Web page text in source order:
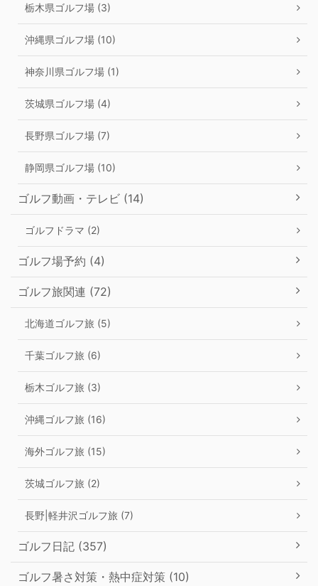
栃木県ゴルフ場 (3)
沖縄県ゴルフ場 (10)
神奈川県ゴルフ場 (1)
茨城県ゴルフ場 (4)
長野県ゴルフ場 (7)
静岡県ゴルフ場 (10)
ゴルフ動画・テレビ (14)
ゴルフドラマ (2)
ゴルフ場予約 (4)
ゴルフ旅関連 (72)
北海道ゴルフ旅 (5)
千葉ゴルフ旅 (6)
栃木ゴルフ旅 (3)
沖縄ゴルフ旅 (16)
海外ゴルフ旅 (15)
茨城ゴルフ旅 (2)
長野|軽井沢ゴルフ旅 (7)
ゴルフ日記 (357)
ゴルフ暑さ対策・熱中症対策 (10)